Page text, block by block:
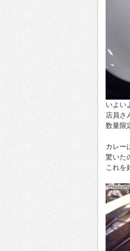
いよい
店員さ
数量限
カレー
驚いた
これを